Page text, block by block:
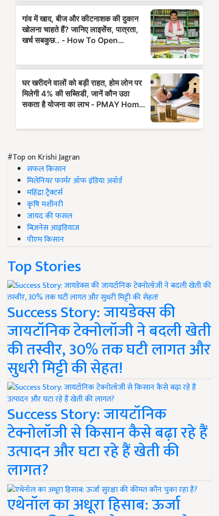
#Top on Krishi Jagran
सफल किसान
मिलेनियर फार्मर ऑफ इंडिया अवॉर्ड
महिंद्रा ट्रैक्टर्स
कृषि मशीनरी
जायद की फसल
बिज़नेस आइडियाज
पीएम किसान
Top Stories
Success Story: जायडेक्स की
जायटॉनिक टेक्नोलॉजी ने बदली खेती
की तस्वीर, 30% तक घटी लागत और
सुधरी मिट्टी की सेहत!
Success Story: जायटॉनिक
टेक्नोलॉजी से किसान कैसे बढ़ा रहे हैं
उत्पादन और घटा रहे हैं खेती की
लागत?
एथेनॉल का अधूरा हिसाब: ऊर्जा